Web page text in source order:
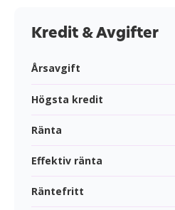
Kredit & Avgifter
Årsavgift
Högsta kredit
Ränta
Effektiv ränta
Räntefritt